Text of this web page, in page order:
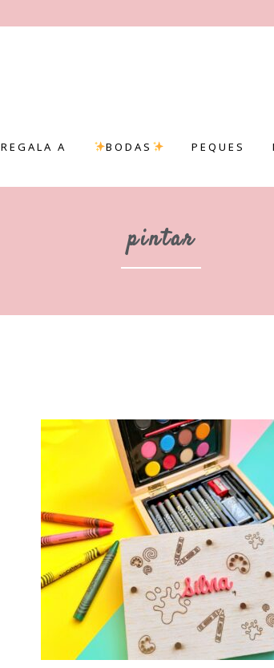
REGALA A BODAS PEQUES
pintar